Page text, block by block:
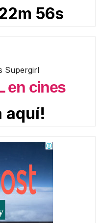
54s
en cines
aquí!